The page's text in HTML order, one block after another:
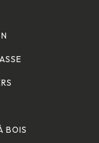
BOIS